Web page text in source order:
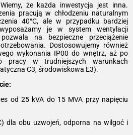
Wiemy, że każda inwestycja jest inna.
pracują w chłodzeniu naturalnym
40°C, ale w przypadku bardziej
je w system wentylacji
na bezpieczne przeciążenie
Dostosowujemy również
wykonania IP00 do wnętrz, aż po
pracy w trudniejszych warunkach
C3, środowiskowa E3).
od 25 kVA do 15 MVA przy napięciu
dla obu uzwojeń, odporna na wilgoć i